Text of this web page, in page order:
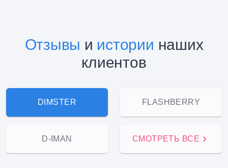
Отзывы и истории наших
клиентов
DIMSTER FLASHBERRY
D-IMAN СМОТРЕТЬ ВСЕ